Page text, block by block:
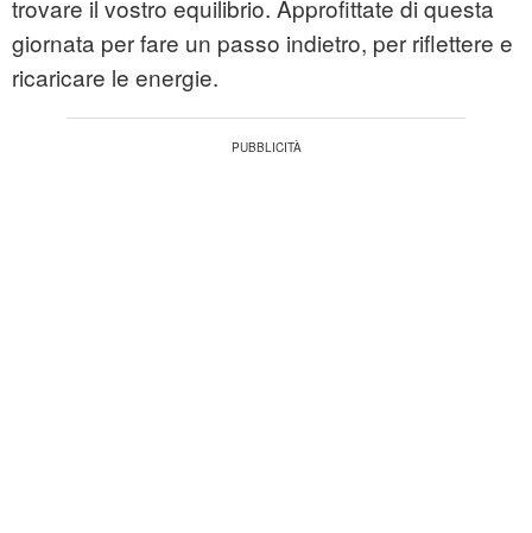
trovare il vostro equilibrio. Approfittate di questa
giornata per fare un passo indietro, per riflettere e
ricaricare le energie.